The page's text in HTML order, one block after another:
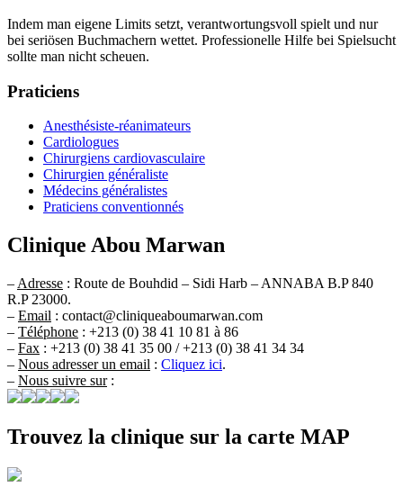
Indem man eigene Limits setzt, verantwortungsvoll spielt und nur
bei seriösen Buchmachern wettet. Professionelle Hilfe bei Spielsucht
sollte man nicht scheuen.
Praticiens
Anesthésiste-réanimateurs
Cardiologues
Chirurgiens cardiovasculaire
Chirurgien généraliste
Médecins généralistes
Praticiens conventionnés
Clinique Abou Marwan
– Adresse : Route de Bouhdid – Sidi Harb – ANNABA B.P 840
R.P 23000.
– Email : contact@cliniqueaboumarwan.com
– Téléphone : +213 (0) 38 41 10 81 à 86
– Fax : +213 (0) 38 41 35 00 / +213 (0) 38 41 34 34
– Nous adresser un email : Cliquez ici.
– Nous suivre sur:
Trouvez la clinique sur la carte MAP